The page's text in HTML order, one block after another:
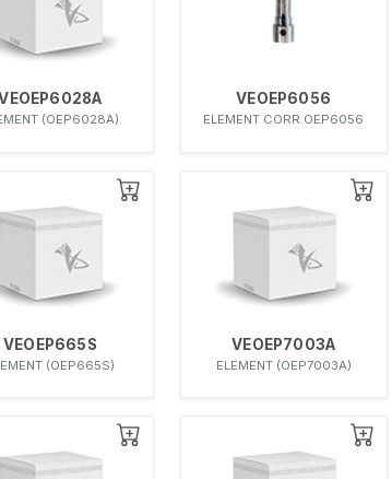
(OEP6028A)
VEOEP6056
ELEMENT CORR.OEP6056
VEOEP665S
(OEP665S)
VEOEP7003A
ELEMENT (OEP7003A)